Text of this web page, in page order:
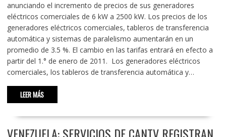
anunciando el incremento de precios de sus generadores
eléctricos comerciales de 6 kW a 2500 kW. Los precios de los
generadores eléctricos comerciales, tableros de transferencia
automática y sistemas de paralelismo aumentarán en un
promedio de 3.5 %. El cambio en las tarifas entrará en efecto a
partir del 1.° de enero de 2011. Los generadores eléctricos
comerciales, los tableros de transferencia automática y…
LEER MÁS